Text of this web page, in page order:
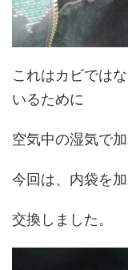
これはカビでは
いるために
空気中の湿気で
今回は、内袋を
交換しました。